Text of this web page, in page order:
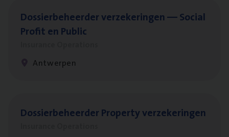
Dos­sier­be­heer­der ver­ze­ke­rin­gen — Soci­al
Pro­fit en Public
Antwerpen
Dos­sier­be­heer­der Pro­per­ty verzekeringen